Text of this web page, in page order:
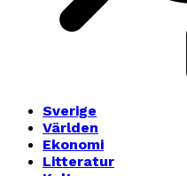
Sverige
Världen
Ekonomi
Litteratur